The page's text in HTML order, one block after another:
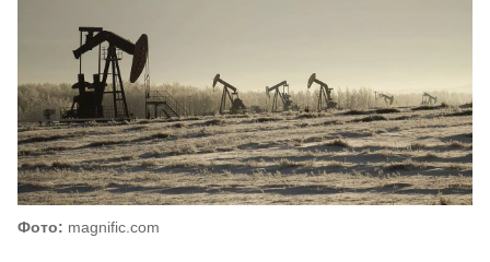
Фото: magnific.com